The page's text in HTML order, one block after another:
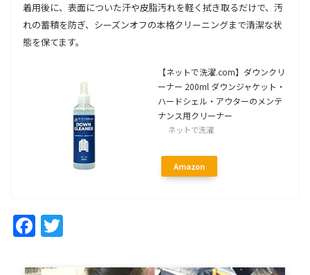
着用後に、表面についた汗や皮脂汚れを軽く拭き取るだけで、汚
れの蓄積を防ぎ、シーズンオフの本格クリーニングまで清潔な状
態を保てます。
【ネットで洗濯.com】ダウンクリ
ーナー 200ml ダウンジャケット・
ハードシェル・アウターのメンテ
ナンス用クリーナー
ネットで洗濯
Amazon
Facebook